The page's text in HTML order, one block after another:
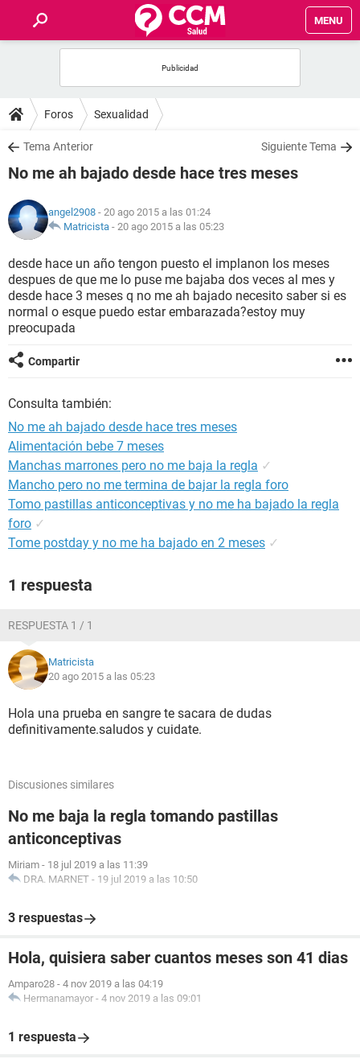
MENU
FOROS
SALUD
NUTRICIÓN
BIENESTAR
SEXUALIDAD
GLOSARIO
Foros Sexualidad
Tema Anterior Siguiente Tema
No me ah bajado desde hace tres meses
angel2908 - 20 ago 2015 a las 01:24
Matricista - 20 ago 2015 a las 05:23
desde hace un año tengon puesto el implanon los meses
despues de que me lo puse me bajaba dos veces al mes y
desde hace 3 meses q no me ah bajado necesito saber si es
normal o esque puedo estar embarazada?estoy muy
preocupada
Compartir
Consulta también:
No me ah bajado desde hace tres meses
Alimentación bebe 7 meses
Manchas marrones pero no me baja la regla ✓
Mancho pero no me termina de bajar la regla foro
Tomo pastillas anticonceptivas y no me ha bajado la regla
foro ✓
Tome postday y no me ha bajado en 2 meses ✓
1 respuesta
RESPUESTA 1 / 1
Matricista
20 ago 2015 a las 05:23
Hola una prueba en sangre te sacara de dudas
definitivamente.saludos y cuidate.
Discusiones similares
No me baja la regla tomando pastillas
anticonceptivas
Miriam - 18 jul 2019 a las 11:39
DRA. MARNET - 19 jul 2019 a las 10:50
3 respuestas
Hola, quisiera saber cuantos meses son 41 dias
Amparo28 - 4 nov 2019 a las 04:19
Hermanamayor - 4 nov 2019 a las 09:01
1 respuesta